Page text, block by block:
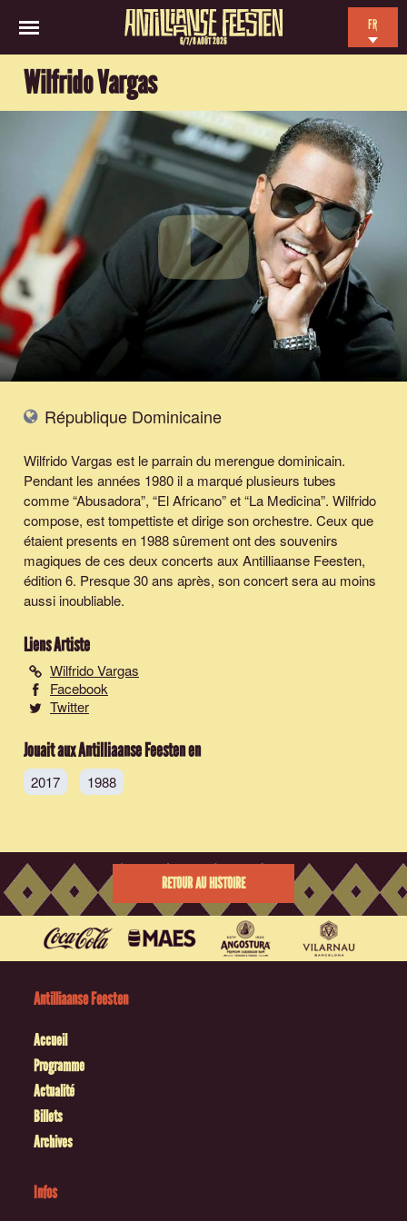
6/7/8 AOÛT 2026
FR
ES
Wilfrido Vargas
République Dominicaine
Wilfrido Vargas est le parrain du merengue dominicain.
Pendant les années 1980 il a marqué plusieurs tubes
comme “Abusadora”, “El Africano” et “La Medicina”. Wilfrido
compose, est tompettiste et dirige son orchestre. Ceux que
étaient presents en 1988 sûrement ont des souvenirs
magiques de ces deux concerts aux Antilliaanse Feesten,
édition 6. Presque 30 ans après, son concert sera au moins
aussi inoubliable.
Liens Artiste
Wilfrido Vargas
Facebook
Twitter
Jouait aux Antilliaanse Feesten en
2017 1988
RETOUR AU HISTOIRE
Antilliaanse Feesten
Accueil
Programme
Actualité
Billets
Archives
Infos